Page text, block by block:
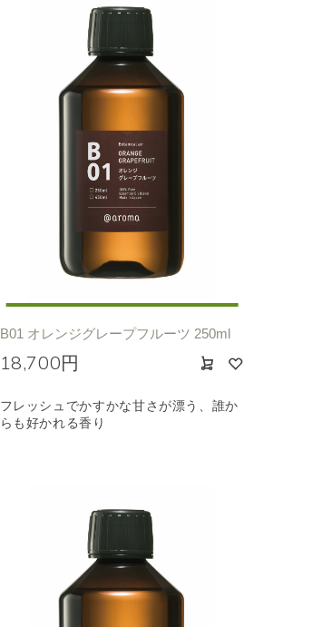
B01 オレンジグレープフルーツ 250ml
18,700円
フレッシュでかすかな甘さが漂う、誰か
らも好かれる香り